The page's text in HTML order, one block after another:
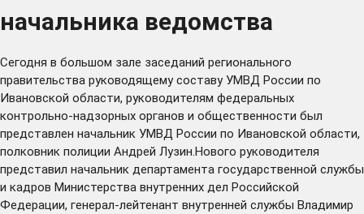
начальника ведомства
Сегодня в большом зале заседаний регионального
правительства руководящему составу УМВД России по
Ивановской области, руководителям федеральных
контрольно-надзорных органов и общественности был
представлен начальник УМВД России по Ивановской области,
полковник полиции Андрей Лузин.Нового руководителя
представил начальник департамента государственной службы
и кадров Министерства внутренних дел Российской
Федерации, генерал-лейтенант внутренней службы Владимир